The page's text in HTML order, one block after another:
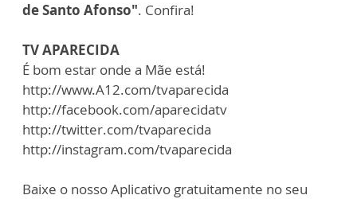
de Santo Afonso". Confira!
TV APARECIDA
É bom estar onde a Mãe está!
http://www.A12.com/tvaparecida
http://facebook.com/aparecidatv
http://twitter.com/tvaparecida
http://instagram.com/tvaparecida
Baixe o nosso Aplicativo gratuitamente no seu